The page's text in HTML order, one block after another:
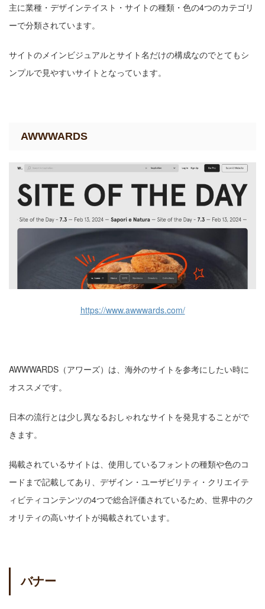
主に業種・デザインテイスト・サイトの種類・色の4つのカテゴリ
ーで分類されています。
サイトのメインビジュアルとサイト名だけの構成なのでとてもシ
ンプルで見やすいサイトとなっています。
AWWWARDS
https://www.awwwards.com/
AWWWARDS（アワーズ）は、海外のサイトを参考にしたい時に
オススメです。
日本の流行とは少し異なるおしゃれなサイトを発見することがで
きます。
掲載されているサイトは、使用しているフォントの種類や色のコ
ードまで記載してあり、デザイン・ユーザビリティ・クリエイテ
ィビティコンテンツの4つで総合評価されているため、世界中のク
オリティの高いサイトが掲載されています。
バナー